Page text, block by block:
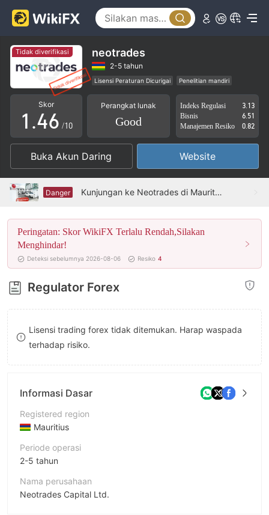
Tidak diverifikasi neotrades
2-5 tahun
Lisensi Peraturan Dicurigai
Penelitian mandiri
Lingkup Bisnis Mencurigakan
Potensi risiko tinggi
Skor
0
1
2
3
4
5
6
7
8
9
.
0
1
2
3
4
5
6
7
8
9
2
3
4
5
6
7
8
9
/10
Perangkat lunak
Good
Indeks Regulasi
3.13
Bisnis
6.51
Manajemen Resiko
0.82
Buka Akun Daring Website
Danger Kunjungan ke Neotrades di Mauritius - Tidak Ditemukan Kantor
Peringatan: Skor WikiFX Terlalu Rendah,Silakan
Menghindar!
Deteksi sebelumnya 2026-08-06 Resiko 4
Regulator Forex
Lisensi trading forex tidak ditemukan. Harap waspada
terhadap risiko.
Informasi Dasar
Registered region
Mauritius
Periode operasi
2-5 tahun
Nama perusahaan
Neotrades Capital Ltd.